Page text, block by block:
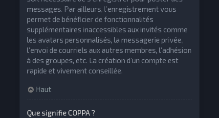
messages. Par ailleurs, l’enregistrement vous
permet de bénéficier de fonctionnalités
supplémentaires inaccessibles aux invités comme
les avatars personnalisés, la messagerie privée,
l’envoi de courriels aux autres membres, l’adhésion
à des groupes, etc. La création d’un compte est
rapide et vivement conseillée.
Haut
Que signifie COPPA ?